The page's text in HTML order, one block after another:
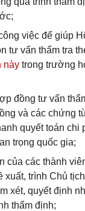
việc để giúp
tư vấn thẩm tra
này trong trường
đồng tư vấn
và các chứng
quyết toán chi
trọng quốc gia;
của các thành
xuất, trình Chủ
xét, quyết định
thẩm định;